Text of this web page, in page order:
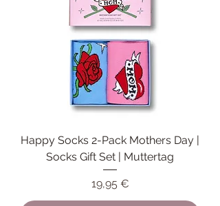
Happy Socks 2-Pack Mothers Day |
Socks Gift Set | Muttertag
Preis
19,95 €